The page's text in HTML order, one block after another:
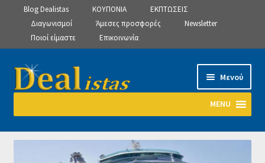
Blog Dealistas ΚΟΥΠΟΝΙΑ
ΕΚΠΤΩΣΕΙΣ
Διαγωνισμοί
Άμεσες προσφορές
Newsletter
Ποιοί είμαστε
Επικοινωνία
Απευθείας
μετάβαση
πλοήγηση
Μετάβαση
σε
Μενού
MENU
Αρχική